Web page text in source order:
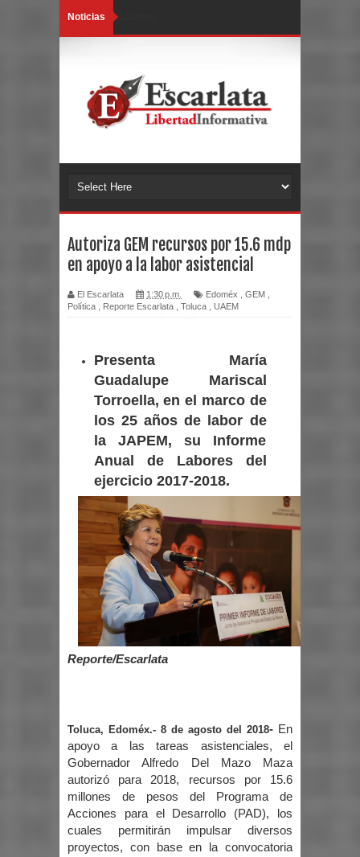
Noticias
Autoriza GEM recursos por 15.6 mdp
en apoyo a la labor asistencial
El Escarlata 1:30 p.m. Edoméx GEM
Política
Reporte Escarlata Toluca UAEM
Presenta María
Guadalupe Mariscal
Torroella, en el marco de
los 25 años de labor de
la JAPEM, su Informe
Anual de Labores del
ejercicio 2017-2018.
Reporte/Escarlata
Toluca, Edoméx.- 8 de agosto del 2018- En
apoyo a las tareas asistenciales, el
Gobernador Alfredo Del Mazo Maza
autorizó para 2018, recursos por 15.6
millones de pesos del Programa de
Acciones para el Desarrollo (PAD), los
cuales permitirán impulsar diversos
proyectos, con base en la convocatoria